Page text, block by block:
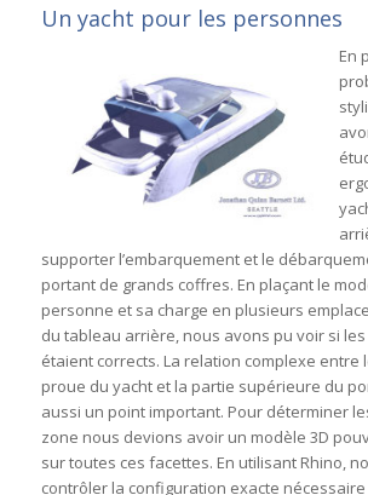
Un yacht pour les personnes
En
supporter l’embarquement et le
portant de grands coffres. En plaçant le
personne et sa charge en plusieurs
du tableau arrière, nous avons pu voir si
étaient corrects. La relation complexe entre
proue du yacht et la partie supérieure du
aussi un point important. Pour déterminer
zone nous devions avoir un modèle 3D
sur toutes ces facettes. En utilisant Rhino,
contrôler la configuration exacte